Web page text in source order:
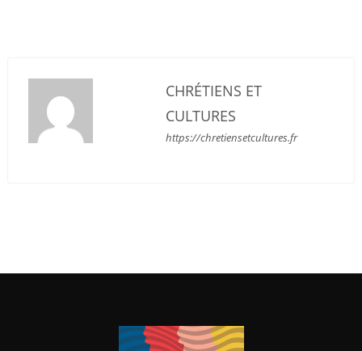
CHRÉTIENS ET
CULTURES
https://chretiensetcultures.fr